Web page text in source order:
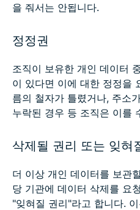
을 줘서는 안됩니다.
정정권
조직이 보유한 개인 데이터
이 있다면 이에 대한 정정을
름의 철자가 틀렸거나, 주소
누락된 경우 등 조직은 이를
삭제될 권리 또는 잊혀
더 이상 개인 데이터를 보관
당 기관에 데이터 삭제를 요
"잊혀질 권리"라고 합니다.